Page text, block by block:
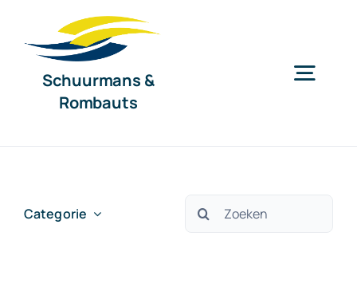
naar
Schuurmans &
Rombauts
Categorie
Zoeken